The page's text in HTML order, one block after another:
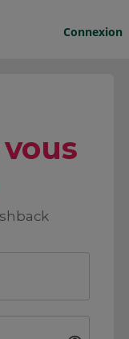
Connexion